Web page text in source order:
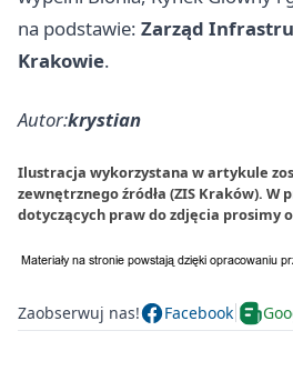
na podstawie: Zarząd
Krakowie.
Autor:krystian
Ilustracja wykorzystana w artykule
zewnętrznego źródła (ZIS Kraków). W
dotyczących praw do zdjęcia prosimy o
Zaobserwuj nas! Facebook